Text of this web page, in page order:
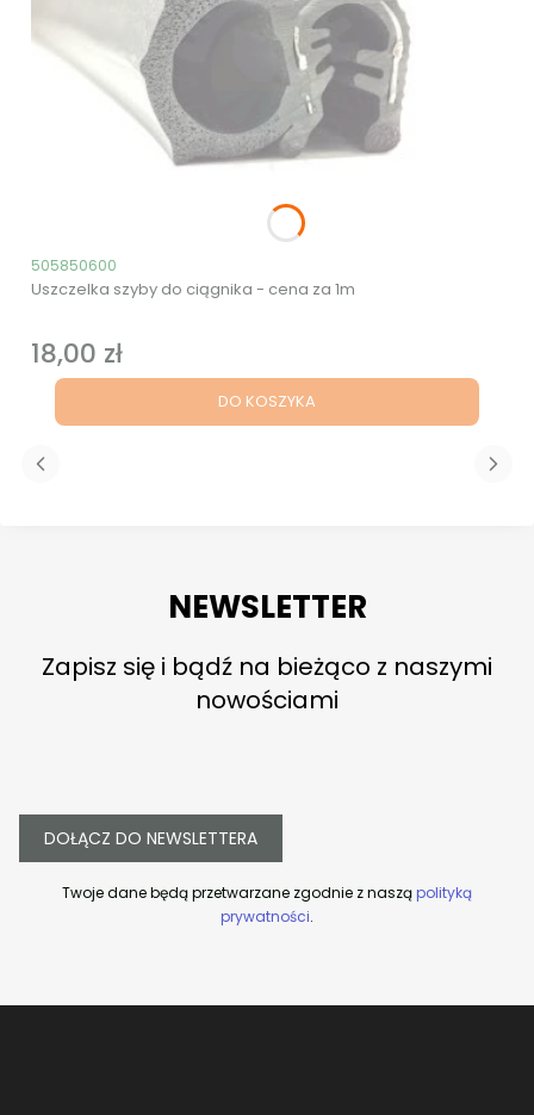
Kod produktu
505850600
Uszczelka szyby do ciągnika - cena za 1m
Cena
18,00 zł
DO KOSZYKA
NEWSLETTER
Zapisz się i bądź na bieżąco z naszymi
nowościami
DOŁĄCZ DO NEWSLETTERA
Twoje dane będą przetwarzane zgodnie z nasząpolityką
prywatności.